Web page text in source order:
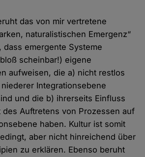
das von mir vertretene
naturalistischen Emergenz“
dass emergente Systeme
scheinbar!) eigene
aufweisen, die a) nicht restlos
Integrationsebene
und die b) ihrerseits Einfluss
Auftretens von Prozessen auf
haben. Kultur ist somit
aber nicht hinreichend über
zu erklären. Ebenso beruht